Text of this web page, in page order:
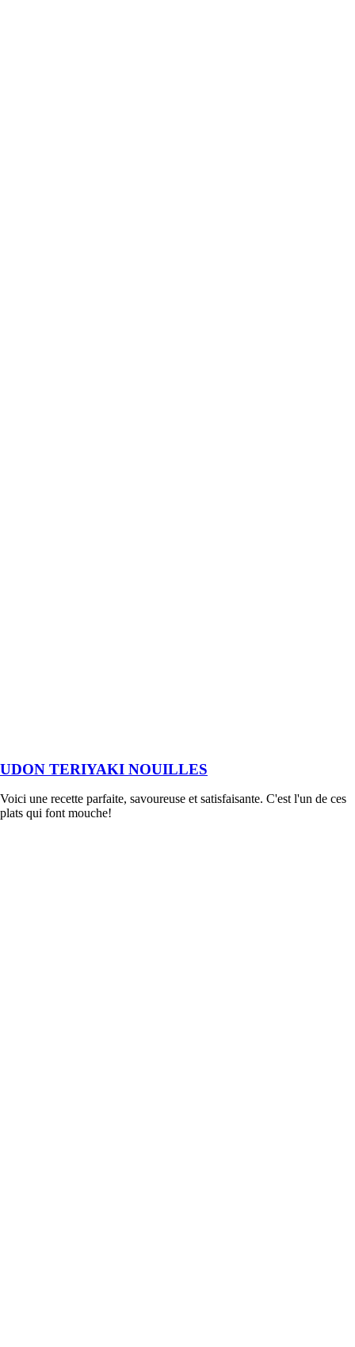
UDON TERIYAKI NOUILLES
Voici une recette parfaite, savoureuse et satisfaisante. C'est l'un de ces
plats qui font mouche!